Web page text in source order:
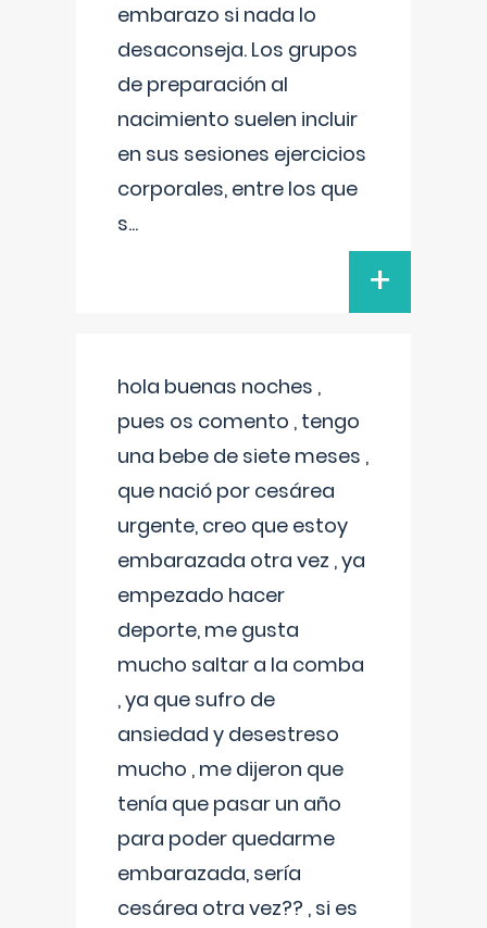
embarazo si nada lo
desaconseja. Los grupos
de preparación al
nacimiento suelen incluir
en sus sesiones ejercicios
corporales, entre los que
s...
+
hola buenas noches ,
pues os comento , tengo
una bebe de siete meses ,
que nació por cesárea
urgente, creo que estoy
embarazada otra vez , ya
empezado hacer
deporte, me gusta
mucho saltar a la comba
, ya que sufro de
ansiedad y desestreso
mucho , me dijeron que
tenía que pasar un año
para poder quedarme
embarazada, sería
cesárea otra vez?? , si es